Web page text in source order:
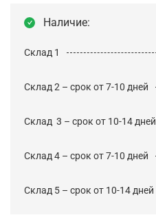
Наличие:
Склад 1
Склад 2 – срок от 7-10 дней
Cклад 3 – срок от 10-14 дней
Склад 4 – срок от 7-10 дней
Склад 5 – срок от 10-14 дней